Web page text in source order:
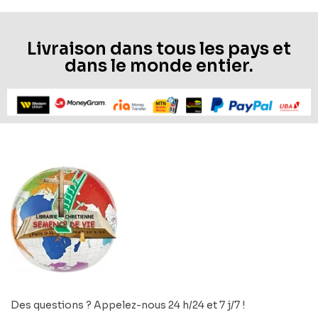
Livraison dans tous les pays et
dans le monde entier.
Des questions ? Appelez-nous 24 h/24 et 7 j/7 !